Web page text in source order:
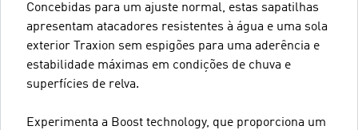
Concebidas para um ajuste normal, estas sapatilhas
apresentam atacadores resistentes à água e uma sola
exterior Traxion sem espigões para uma aderência e
estabilidade máximas em condições de chuva e
superfícies de relva.
Experimenta a Boost technology, que proporciona um